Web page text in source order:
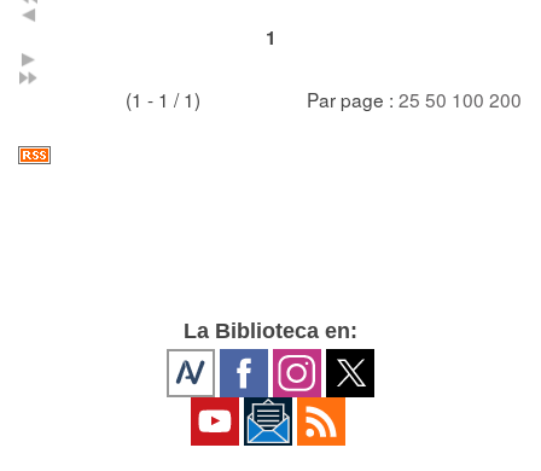
1
(1 - 1 / 1) Par page : 25 50 100 200
La Biblioteca en: